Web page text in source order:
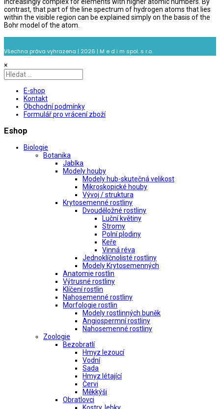
contrast, that part of the line spectrum of hydrogen atoms that lies
within the visible region can be explained simply on the basis of the
Bohr model of the atom.
Všechna práva vyhrazena | 2026 | M e d i m spol. s r.o.
×
E-shop
Kontakt
Obchodní podmínky
Formulář pro vrácení zboží
Eshop
Biologie
Botanika
Jablka
Modely houby
Modely hub-skutečná velikost
Mikroskopické houby
Vývoj / struktura
Krytosemenné rostliny
Dvouděložné rostliny
Luční květiny
Stromy
Polní plodiny
Keře
Vinná réva
Jednoklíčnolisté rostliny
Modely Krytosemenných
Anatomie rostlin
Výtrusné rostliny
Klíčení rostlin
Nahosemenné rostliny
Morfologie rostlin
Modely rostlinných buněk
Angiospermní rostliny
Nahosemenné rostliny
Zoologie
Bezobratlí
Hmyz lezoucí
Vodní
Sada
Hmyz létající
Červi
Měkkýši
Obratlovci